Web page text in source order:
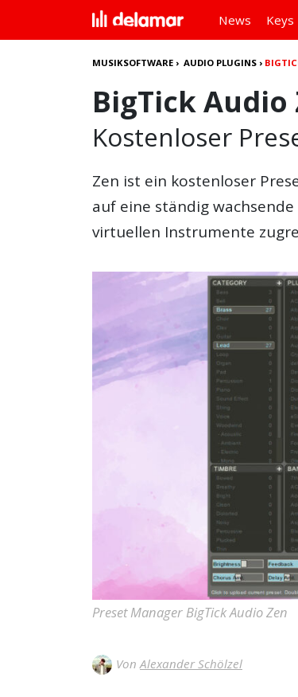
News Keys
MUSIKSOFTWARE ›AUDIO PLUGINS ›
BigTick Audio
Kostenloser
Zen ist ein kostenloser
auf eine ständig
virtuellen Instrumente
Preset Manager BigTick Audio Zen
Von Alexander Schölzel